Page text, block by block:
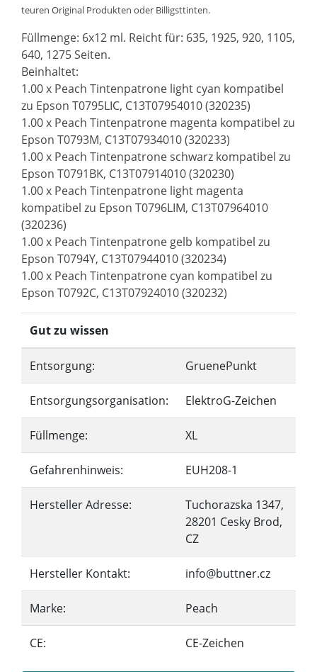
teuren Original Produkten oder Billigsttinten.
Füllmenge: 6x12 ml. Reicht für: 635, 1925, 920, 1105,
640, 1275 Seiten.
Beinhaltet:
1.00 x Peach Tintenpatrone light cyan kompatibel
zu Epson T0795LIC, C13T07954010 (320235)
1.00 x Peach Tintenpatrone magenta kompatibel zu
Epson T0793M, C13T07934010 (320233)
1.00 x Peach Tintenpatrone schwarz kompatibel zu
Epson T0791BK, C13T07914010 (320230)
1.00 x Peach Tintenpatrone light magenta
kompatibel zu Epson T0796LIM, C13T07964010
(320236)
1.00 x Peach Tintenpatrone gelb kompatibel zu
Epson T0794Y, C13T07944010 (320234)
1.00 x Peach Tintenpatrone cyan kompatibel zu
Epson T0792C, C13T07924010 (320232)
Gut zu wissen
Entsorgung: GruenePunkt
Entsorgungsorganisation: ElektroG-Zeichen
Füllmenge: XL
Gefahrenhinweis: EUH208-1
Hersteller Adresse:
Tuchorazska 1347,
28201 Cesky Brod,
CZ
Hersteller Kontakt: info@buttner.cz
Marke: Peach
CE: CE-Zeichen